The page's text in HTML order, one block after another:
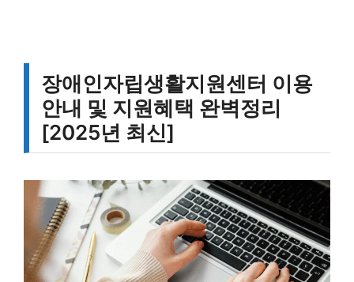
장애인자립생활지원센터 이용
안내 및 지원혜택 완벽정리
[2025년 최신]